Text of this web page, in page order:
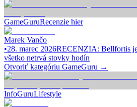
GameGuruRecenzie hier
Marek Vančo
•28. marec 2026RECENZIA: Bellfortis je
všetko netrvá stovky hodín
Otvoriť kategóriu GameGuru →
InfoGuruLifestyle